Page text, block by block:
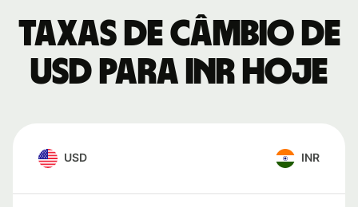
Taxas de câmbio de
USD para INR hoje
USD INR